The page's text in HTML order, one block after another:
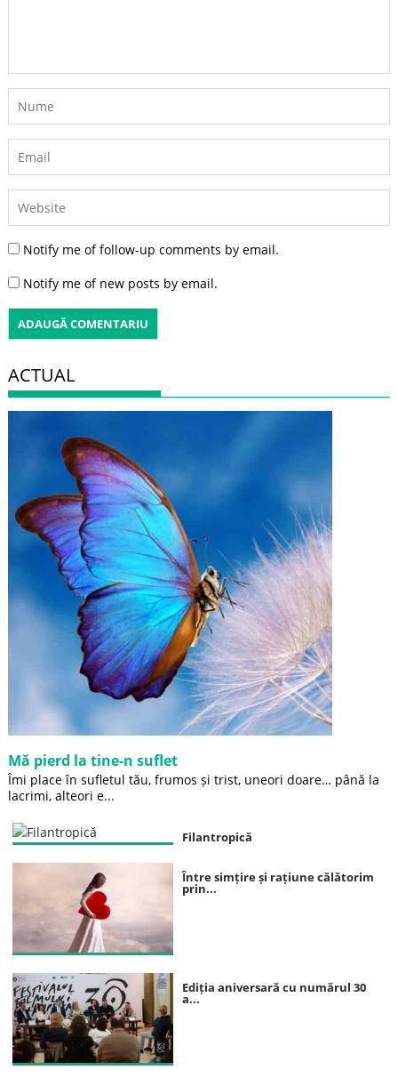
Notify me of follow-up comments by email.
Notify me of new posts by email.
ACTUAL
Mă pierd la tine-n suflet
Îmi place în sufletul tău, frumos și trist, uneori doare… până la
lacrimi, alteori e...
Filantropică
Între simțire și rațiune călătorim
prin...
Ediția aniversară cu numărul 30
a...